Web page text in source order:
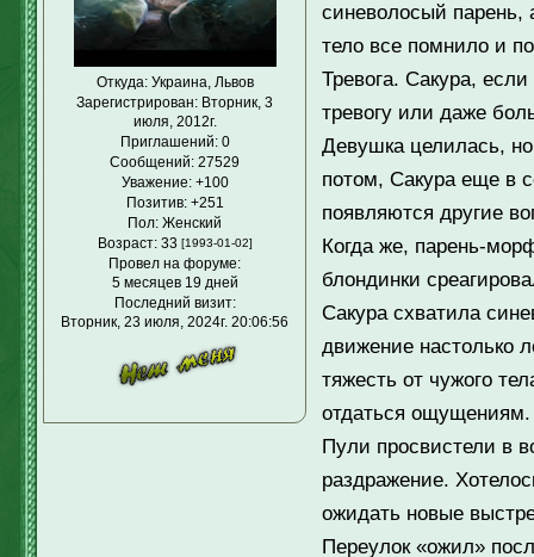
Откуда:Украина, Львов
Зарегистрирован: Вторник, 3
июля, 2012г.
Приглашений:0
Сообщений: 27529
Уважение: +100
Позитив: +251
Пол: Женский
Возраст:33 [1993-01-02]
Провел на форуме:
5 месяцев 19 дней
Последний визит:
Вторник, 23 июля, 2024г. 20:06:56
синеволосый парень,
тело все помнило и
Тревога. Сакура,
тревогу или даже
Девушка целилась,
потом, Сакура еще в
появляются другие
Когда же, парень-
блондинки
Сакура схватила
движение настолько
тяжесть от чужого
отдаться ощущениям.
Пули просвистели в
раздражение.
ожидать новые
Переулок «ожил»